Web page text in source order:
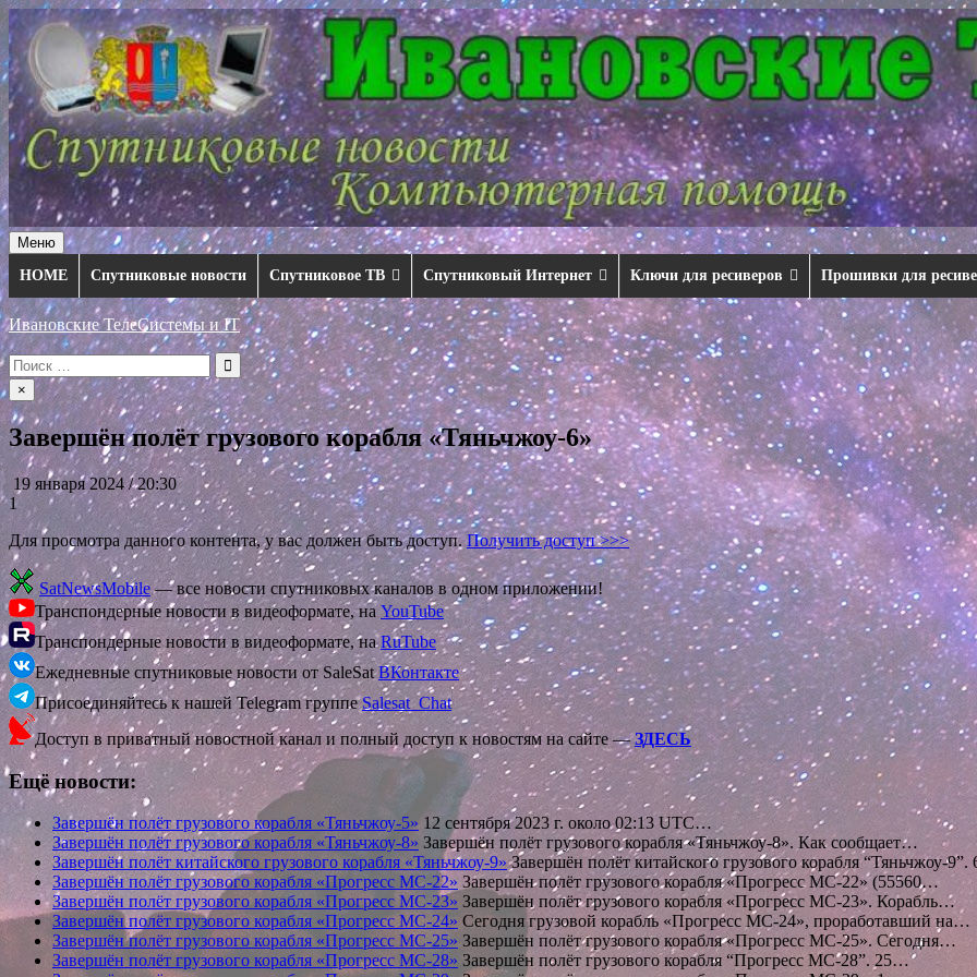
Перейти
к
содержимому
Меню
HOME
Спутниковые новости Спутниковое ТВ Спутниковый Интернет Ключи для ресиверов Прошивки для
Ивановские ТелеСистемы и IT
Искать:
×
Завершён полёт грузового корабля «Тяньчжоу-6»
19 января 2024 / 20:30
1
Для просмотра данного контента, у вас должен быть доступ.Получить доступ >>>
SatNewsMobile— все новости спутниковых каналов в одном приложении!
Транспондерные новости в видеоформате, на YouTube
Транспондерные новости в видеоформате, наRuTube
Ежедневные спутниковые новости от SaleSatВКонтакте
Присоединяйтесь к нашей Telegram группеSalesat_Chat
Доступ в приватный новостной канал и полный доступ к новостям на сайте —ЗДЕСЬ
Ещё новости:
Завершён полёт грузового корабля «Тяньчжоу-5» 12 сентября 2023 г. около 02:13 UTC…
Завершён полёт грузового корабля «Тяньчжоу-8» Завершён полёт грузового корабля «Тяньчжоу-8». Как сообщает…
Завершён полёт китайского грузового корабля «Тяньчжоу-9»Завершён полёт китайского грузового корабля “Тяньчжоу-
Завершён полёт грузового корабля «Прогресс МС-22» Завершён полёт грузового корабля «Прогресс МС-22» (55560…
Завершён полёт грузового корабля «Прогресс МС-23» Завершён полёт грузового корабля «Прогресс МС-23». Корабль…
Завершён полёт грузового корабля «Прогресс МС-24» Сегодня грузовой корабль «Прогресс МС-24», проработавший на…
Завершён полёт грузового корабля «Прогресс МС-25» Завершён полёт грузового корабля «Прогресс МС-25». Сегодня…
Завершён полёт грузового корабля «Прогресс МС-28» Завершён полёт грузового корабля “Прогресс МС-28”. 25…